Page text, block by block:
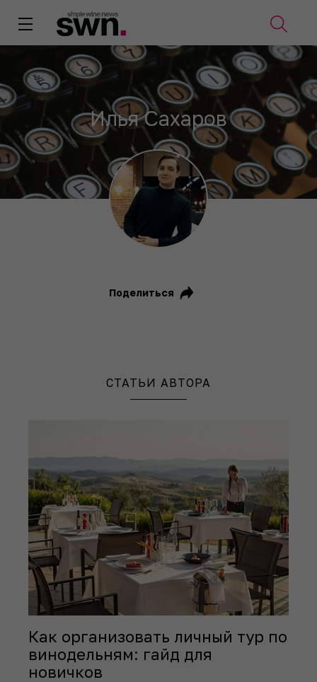
Илья Сахаров
Поделиться
СТАТЬИ АВТОРА
Как организовать личный тур по
винодельням: гайд для
новичков